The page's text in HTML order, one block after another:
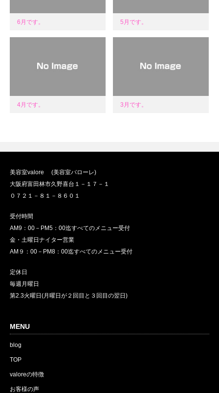
6月です。 5月です。
4月です。 3月です。
美容室valore (美容室バローレ)
大阪府富田林市久野喜台１－１７－１
０７２１－８１－８６０１
受付時間
AM9：00－PM5：00迄すべてのメニュー受付
金・土曜日ナイター営業
AM９：00－PM8：00迄すべてのメニュー受付
定休日
毎週月曜日
第2.3火曜日(月曜日が２回目と３回目の翌日)
MENU
blog
TOP
valoreの特徴
お客様の声